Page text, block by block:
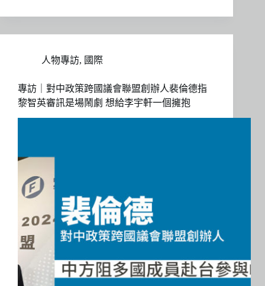
人物專訪, 國際
專訪｜對中政策跨國議會聯盟創辦人裴倫德指
黎智英審訊是場鬧劇 想給李宇軒一個擁抱